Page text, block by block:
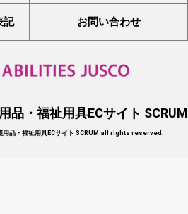
記 お問い合わせ
・福祉用具ECサイト SCRUM
品・福祉用具ECサイト SCRUM all rights reserved.